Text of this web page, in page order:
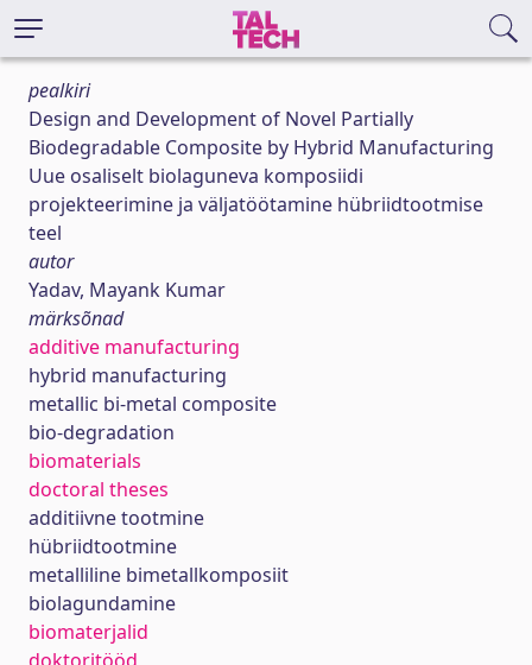
pealkiri
Design and Development of Novel Partially
Biodegradable Composite by Hybrid Manufacturing
Uue osaliselt biolaguneva komposiidi
projekteerimine ja väljatöötamine hübriidtootmise
teel
autor
Yadav, Mayank Kumar
märksõnad
additive manufacturing
hybrid manufacturing
metallic bi-metal composite
bio-degradation
biomaterials
doctoral theses
additiivne tootmine
hübriidtootmine
metalliline bimetallkomposiit
biolagundamine
biomaterjalid